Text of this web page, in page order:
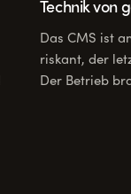
Technik von
Das CMS ist
riskant, der
Der Betrieb